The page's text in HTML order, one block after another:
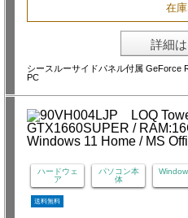
在
詳細
シースルーサイドパネル付属 GeForce
PC
ハードウェ
ア
パソコン本
体
送料無料